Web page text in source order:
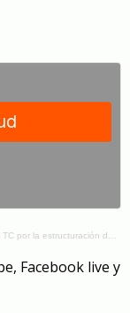
del Congreso” – 61
Facebook live y